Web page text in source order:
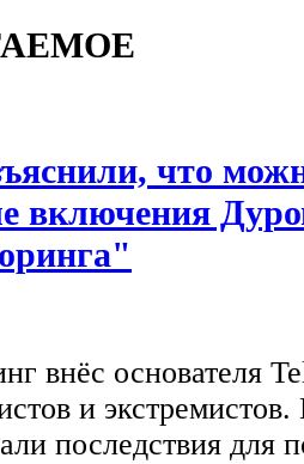
что
включения
внёс основателя
и
последствия для